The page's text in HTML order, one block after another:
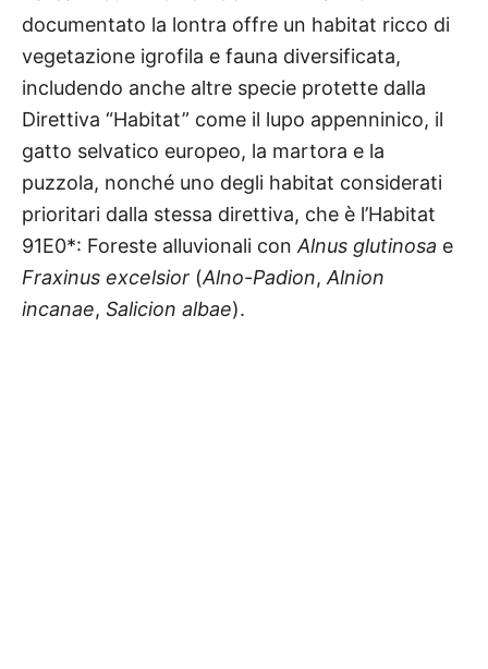
documentato la lontra offre un habitat ricco di
vegetazione igrofila e fauna diversificata,
includendo anche altre specie protette dalla
Direttiva “Habitat” come il lupo appenninico, il
gatto selvatico europeo, la martora e la
puzzola, nonché uno degli habitat considerati
prioritari dalla stessa direttiva, che è l’Habitat
91E0*: Foreste alluvionali con Alnus glutinosa e
Fraxinus excelsior (Alno-Padion, Alnion
incanae, Salicion albae).